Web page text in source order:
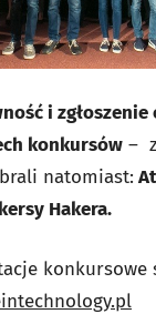
i
konkursów –
natomiast:
Hakera.